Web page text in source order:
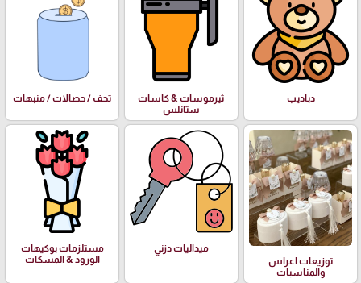
دباديب
ثيرموسات & كاسات
ستانلس
تحف / حصالات / منبهات
توزيعات اعراس
والمناسبات
ميداليات دزني
مستلزمات بوكيهات
الورود & المسكات